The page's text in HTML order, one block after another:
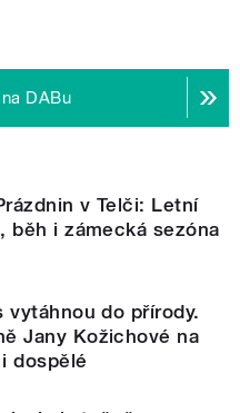
DABu
v Telči: Letní
běh i zámecká sezóna
vytáhnou do přírody.
Jany Kožichové na
dospělé